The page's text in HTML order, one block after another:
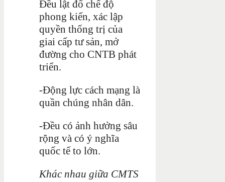
Đều lật đổ chế độ
phong kiến, xác lập
quyền thống trị của
giai cấp tư sản, mở
đường cho CNTB phát
triển.
-Động lực cách mạng là
quần chúng nhân dân.
-Đều có ảnh hưởng sâu
rộng và có ý nghĩa
quốc tế to lớn.
Khác nhau giữa CMTS